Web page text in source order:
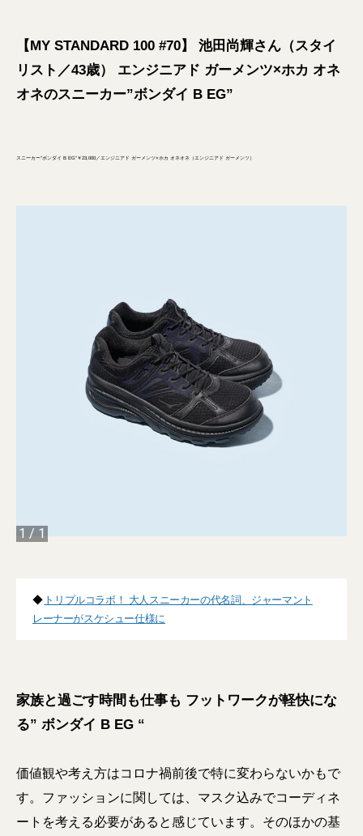
【MY STANDARD 100 #70】 池田尚輝さん（スタイ
リスト／43歳） エンジニアド ガーメンツ×ホカ オネ
オネのスニーカー”ボンダイ B EG”
スニーカー”ボンダイ B EG”￥23,000／エンジニアド ガーメンツ×ホカ オネオネ（エンジニアド ガーメンツ）
1 / 1
◆ トリプルコラボ！ 大人スニーカーの代名詞、ジャーマント
レーナーがスケシュー仕様に
家族と過ごす時間も仕事も フットワークが軽快にな
る” ボンダイ B EG “
価値観や考え方はコロナ禍前後で特に変わらないかもで
す。ファッションに関しては、マスク込みでコーディネ
ートを考える必要があると感じています。そのほかの基